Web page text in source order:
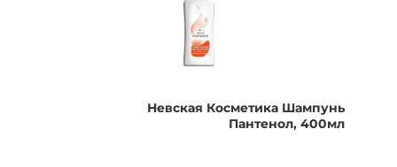
Невская Косметика Шампунь
Пантенол, 400мл